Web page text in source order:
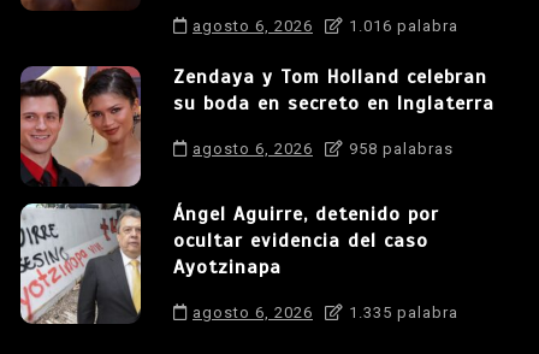
agosto 6, 2026 1.016 palabra
Zendaya y Tom Holland celebran
su boda en secreto en Inglaterra
agosto 6, 2026 958 palabras
Ángel Aguirre, detenido por
ocultar evidencia del caso
Ayotzinapa
agosto 6, 2026 1.335 palabra